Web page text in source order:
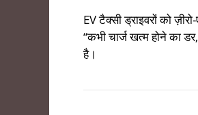
EV टैक्सी ड्राइवरों को
“कभी चार्ज खत्म होने का
है।